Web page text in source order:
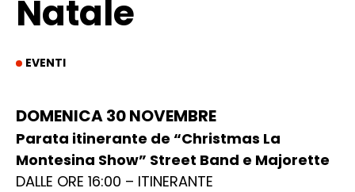
Natale
EVENTI
DOMENICA 30 NOVEMBRE
Parata itinerante de “Christmas La
Montesina Show” Street Band e Majorette
DALLE ORE 16:00 – ITINERANTE